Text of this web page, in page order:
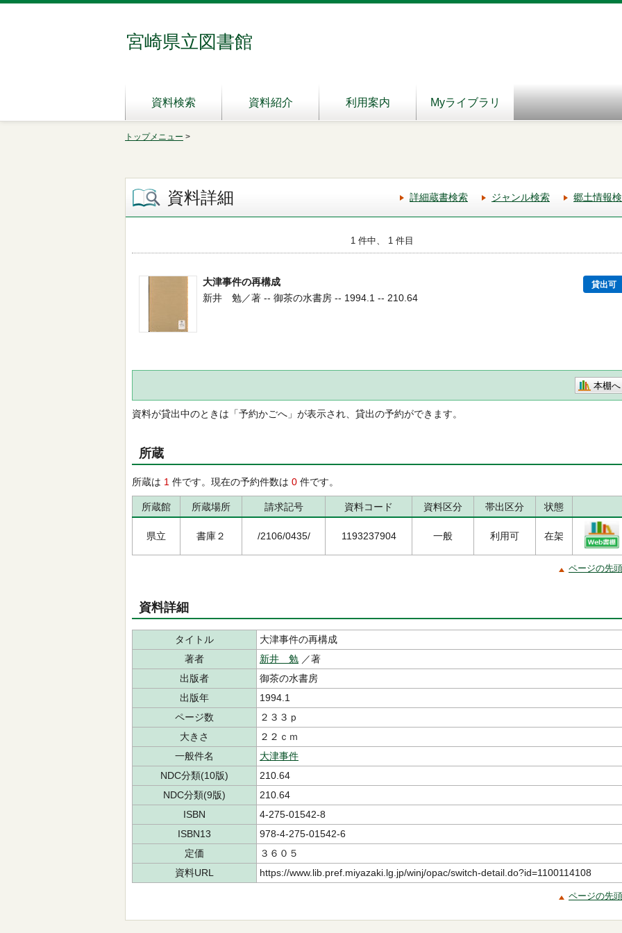
宮崎県立図書館
資料検索 資料紹介 利用案内 Myライブラリ
トップメニュー >
資料詳細 詳細蔵書検索 ジャンル検索 郷土情報
1 件中、 1 件目
大津事件の再構成 貸出可
新井 勉／著 -- 御茶の水書房 -- 1994.1 -- 210.64
本棚へ
資料が貸出中のときは「予約かごへ」が表示され、貸出の予約ができます。
所蔵
所蔵は 1 件です。現在の予約件数は 0 件です。
所蔵館 所蔵場所 請求記号 資料コード 資料区分 帯出区分 状態
県立 書庫２ /2106/0435/ 1193237904 一般 利用可 在架
ページの先
資料詳細
タイトル
大津事件の再構成
著者
新井 勉 ／著
出版者
御茶の水書房
出版年
1994.1
ページ数
２３３ｐ
大きさ
２２ｃｍ
一般件名
大津事件
NDC分類(10版)
210.64
NDC分類(9版)
210.64
ISBN
4-275-01542-8
ISBN13
978-4-275-01542-6
定価
３６０５
資料URL
https://www.lib.pref.miyazaki.lg.jp/winj/opac/switch-detail.do?id=1100114108
ページの先